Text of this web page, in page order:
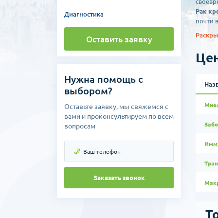
Диагностика
Оставить заявку
Нужна помощь с
выбором?
Оставьте заявку, мы свяжемся с
вами и проконсультируем по всем
вопросам
Заказать звонок
Рак
почти
Все
Как
В
Как